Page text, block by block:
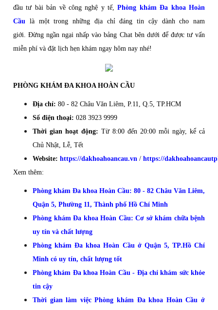
đầu tư bài bản về công nghệ y tế,Phòng khám Đa khoa Hoàn
Cầu là một trong những địa chỉ đáng tin cậy dành cho nam
giới. Đừng ngần ngại nhấp vào bảng Chat bên dưới để được tư vấn
miễn phí và đặt lịch hẹn khám ngay hôm nay nhé!
PHÒNG KHÁM ĐA KHOA HOÀN CẦU
Địa chỉ: 80 - 82 Châu Văn Liêm, P.11, Q.5, TP.HCM
Số điện thoại: 028 3923 9999
Thời gian hoạt động: Từ 8:00 đến 20:00 mỗi ngày, kể cả
Chủ Nhật, Lễ, Tết
Website: https://dakhoahoancau.vn / https://
Xem thêm:
Phòng khám Đa khoa Hoàn Cầu: 80 - 82 Châu Văn Liêm,
Quận 5, Phường 11, Thành phố Hồ Chí Minh
Phòng khám Đa khoa Hoàn Cầu: Cơ sở khám chữa bệnh
uy tín và chất lượng
Phòng khám Đa khoa Hoàn Cầu ở Quận 5, TP.Hồ Chí
Minh có uy tín, chất lượng tốt
Phòng khám Đa khoa Hoàn Cầu - Địa chỉ khám sức khỏe
tin cậy
Thời gian làm việc Phòng khám Đa khoa Hoàn Cầu ở